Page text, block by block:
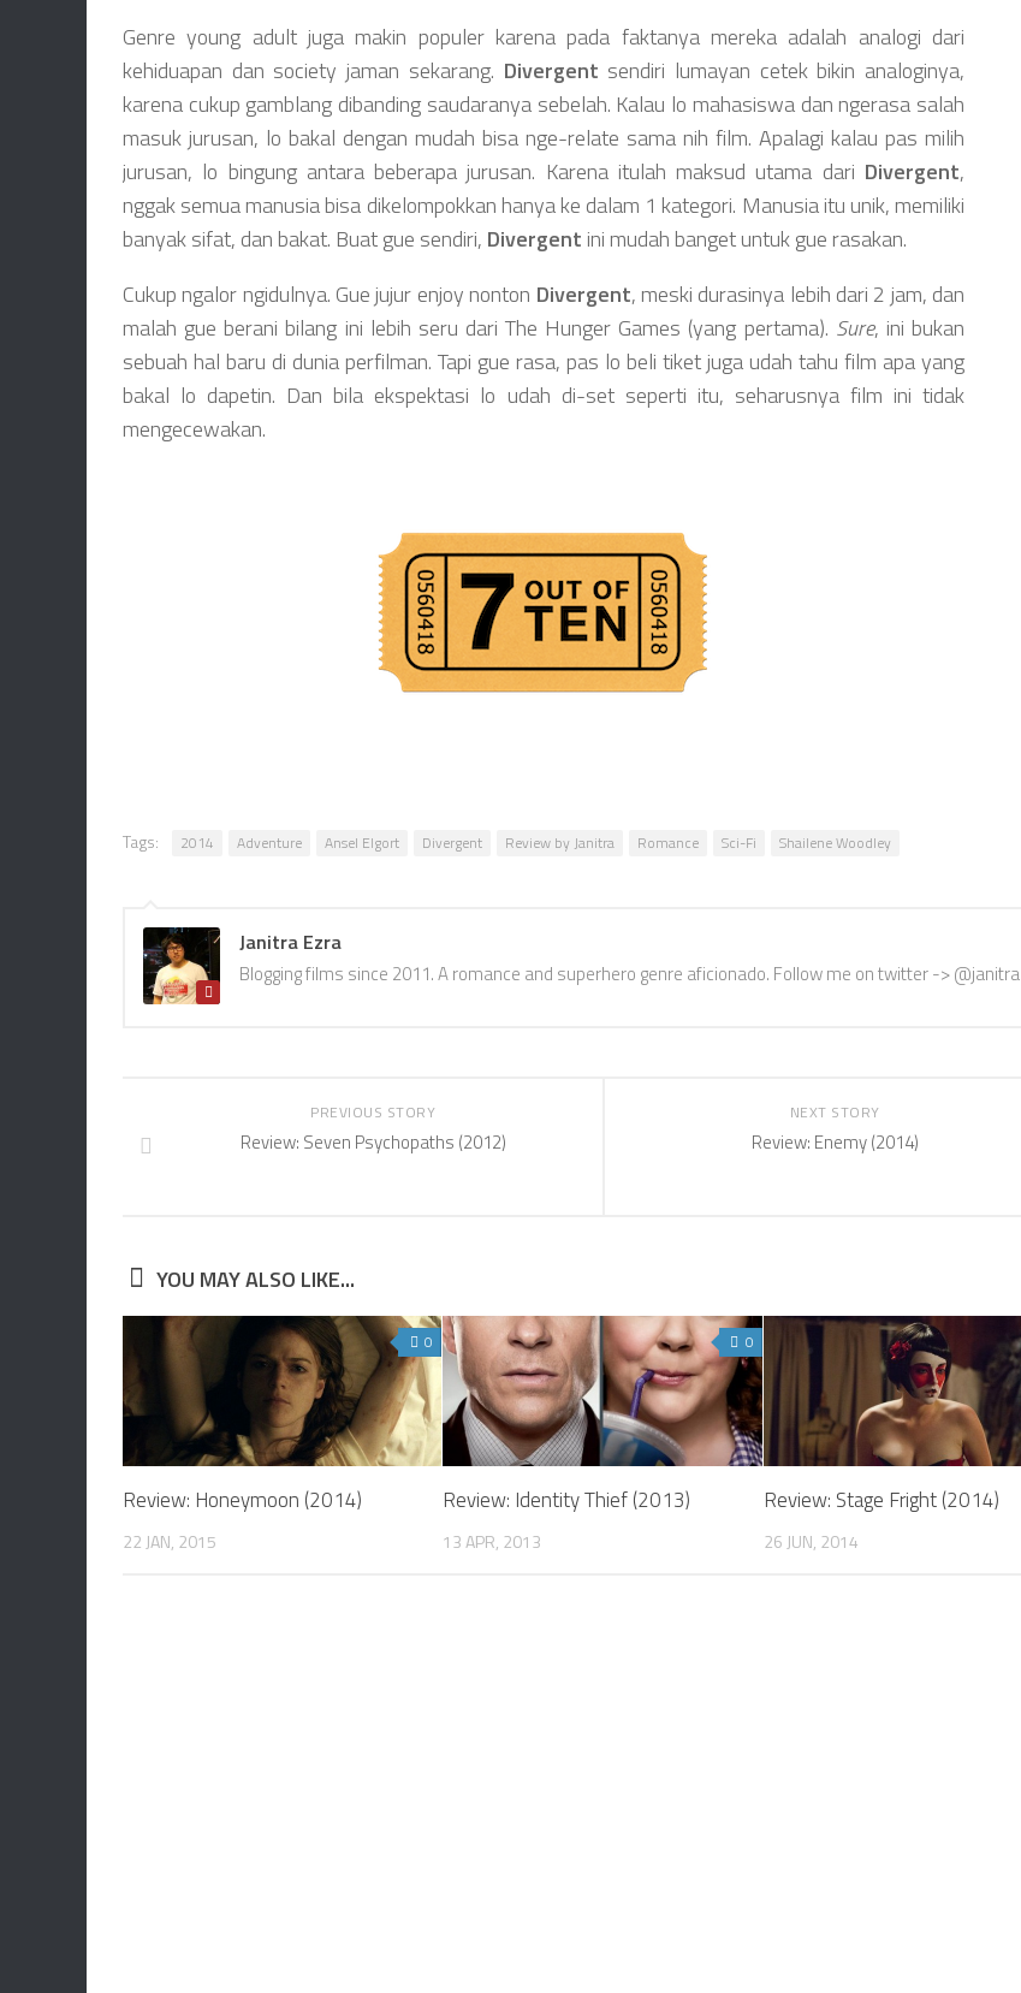
Genre young adult juga makin populer karena pada faktanya mereka adalah analogi dari
kehiduapan dan society jaman sekarang. Divergent sendiri lumayan cetek bikin analoginya,
karena cukup gamblang dibanding saudaranya sebelah. Kalau lo mahasiswa dan ngerasa salah
masuk jurusan, lo bakal dengan mudah bisa nge-relate sama nih film. Apalagi kalau pas milih
jurusan, lo bingung antara beberapa jurusan. Karena itulah maksud utama dari Divergent,
nggak semua manusia bisa dikelompokkan hanya ke dalam 1 kategori. Manusia itu unik, memiliki
banyak sifat, dan bakat. Buat gue sendiri, Divergent ini mudah banget untuk gue rasakan.
Cukup ngalor ngidulnya. Gue jujur enjoy nonton Divergent, meski durasinya lebih dari 2 jam, dan
malah gue berani bilang ini lebih seru dari The Hunger Games (yang pertama). Sure, ini bukan
sebuah hal baru di dunia perfilman. Tapi gue rasa, pas lo beli tiket juga udah tahu film apa yang
bakal lo dapetin. Dan bila ekspektasi lo udah di-set seperti itu, seharusnya film ini tidak
mengecewakan.
Tags: 2014 Adventure Ansel Elgort Divergent Review by Janitra Romance Sci-Fi Shailene Woodley
Janitra Ezra
Blogging films since 2011. A romance and superhero genre aficionado. Follow me on twitter -> @janitra
NEXT STORY
Review: Enemy (2014)
PREVIOUS STORY
Review: Seven Psychopaths (2012)
YOU MAY ALSO LIKE...
0
Review: Honeymoon (2014)
22 JAN, 2015
0
Review: Identity Thief (2013)
13 APR, 2013
Review: Stage Fright (2014)
26 JUN, 2014